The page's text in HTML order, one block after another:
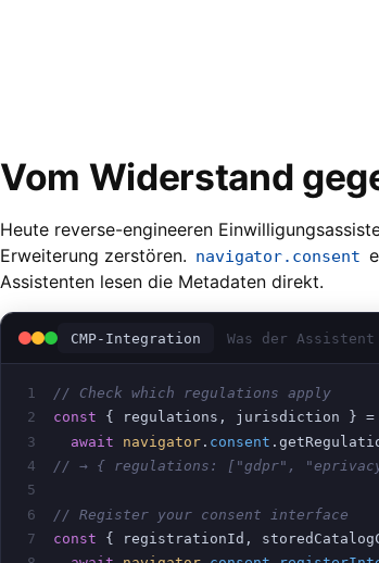
Vom Widerstand
Heute reverse-engineeren
Erweiterung zerstören. navigator.consent
Assistenten lesen die Metadaten direkt.
CMP-Integration Was der
1
// Check which regulations apply
2
const { regulations, jurisdiction } =
3
await navigator . consent
4
// → { regulations: ["gdpr",
5
6
// Register your consent interface
7
const { registrationId,